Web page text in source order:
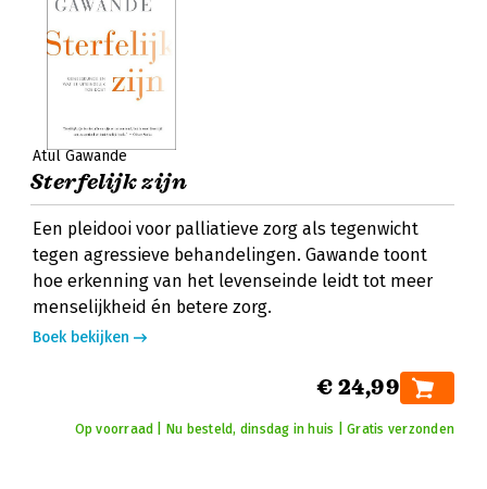
Atul Gawande
Sterfelijk zijn
Een pleidooi voor palliatieve zorg als tegenwicht
tegen agressieve behandelingen. Gawande toont
hoe erkenning van het levenseinde leidt tot meer
menselijkheid én betere zorg.
Boek bekijken
€ 24,99
Op voorraad | Nu besteld, dinsdag in huis | Gratis verzonden